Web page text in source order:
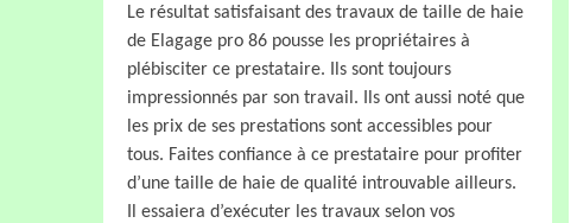
Le résultat satisfaisant des travaux de taille de haie
de Elagage pro 86 pousse les propriétaires à
plébisciter ce prestataire. Ils sont toujours
impressionnés par son travail. Ils ont aussi noté que
les prix de ses prestations sont accessibles pour
tous. Faites confiance à ce prestataire pour profiter
d’une taille de haie de qualité introuvable ailleurs.
Il essaiera d’exécuter les travaux selon vos